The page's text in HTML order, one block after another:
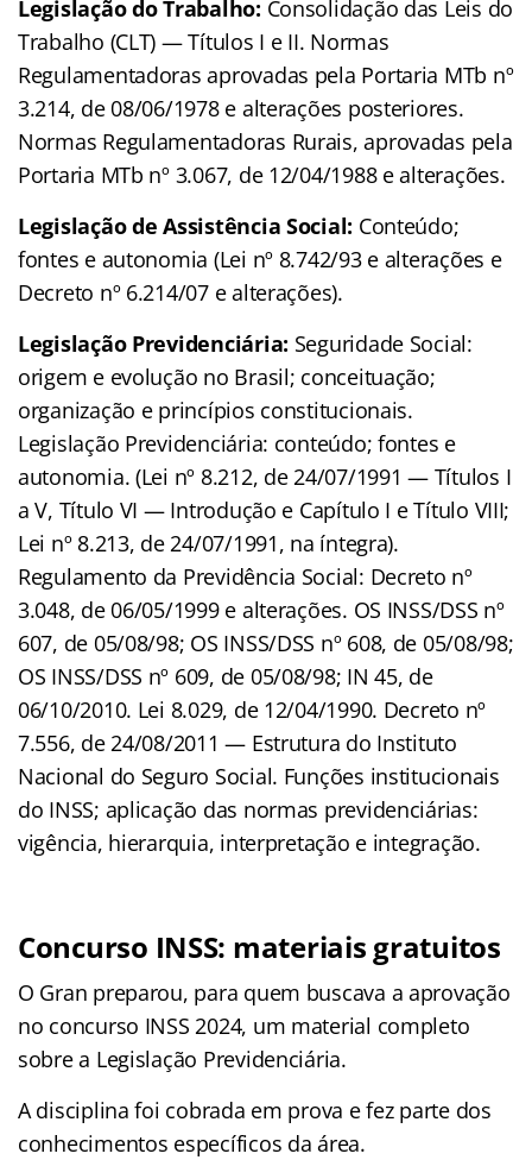
Legislação do Trabalho: Consolidação das Leis do
Trabalho (CLT) — Títulos I e II. Normas
Regulamentadoras aprovadas pela Portaria MTb nº
3.214, de 08/06/1978 e alterações posteriores.
Normas Regulamentadoras Rurais, aprovadas pela
Portaria MTb nº 3.067, de 12/04/1988 e alterações.
Legislação de Assistência Social: Conteúdo;
fontes e autonomia (Lei nº 8.742/93 e alterações e
Decreto nº 6.214/07 e alterações).
Legislação Previdenciária: Seguridade Social:
origem e evolução no Brasil; conceituação;
organização e princípios constitucionais.
Legislação Previdenciária: conteúdo; fontes e
autonomia. (Lei nº 8.212, de 24/07/1991 — Títulos I
a V, Título VI — Introdução e Capítulo I e Título VIII;
Lei nº 8.213, de 24/07/1991, na íntegra).
Regulamento da Previdência Social: Decreto nº
3.048, de 06/05/1999 e alterações. OS INSS/DSS nº
607, de 05/08/98; OS INSS/DSS nº 608, de 05/08/98;
OS INSS/DSS nº 609, de 05/08/98; IN 45, de
06/10/2010. Lei 8.029, de 12/04/1990. Decreto nº
7.556, de 24/08/2011 — Estrutura do Instituto
Nacional do Seguro Social. Funções institucionais
do INSS; aplicação das normas previdenciárias:
vigência, hierarquia, interpretação e integração.
Concurso INSS: materiais gratuitos
O Gran preparou, para quem buscava a aprovação
no concurso INSS 2024, um material completo
sobre a Legislação Previdenciária.
A disciplina foi cobrada em prova e fez parte dos
conhecimentos específicos da área.